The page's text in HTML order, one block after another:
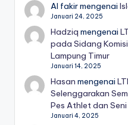
Al fakirmengenai
Januari 24, 2025
Hadziq mengenai
pada Sidang
Lampung Timur
Januari 14, 2025
Hasan mengenai
Selenggarakan
Pes Athlet dan
Januari 4, 2025